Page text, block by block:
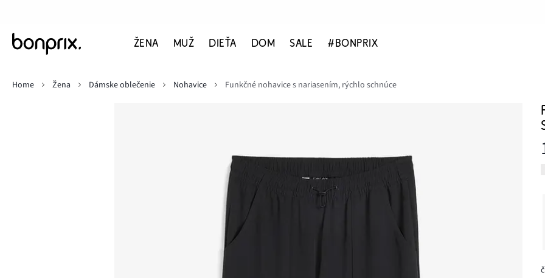
ŽENA MUŽ DIEŤA DOM SALE #BONPRIX
Home
Žena Dámske oblečenie Nohavice Funkčné nohavice s nariasením, rýchlo schnúce